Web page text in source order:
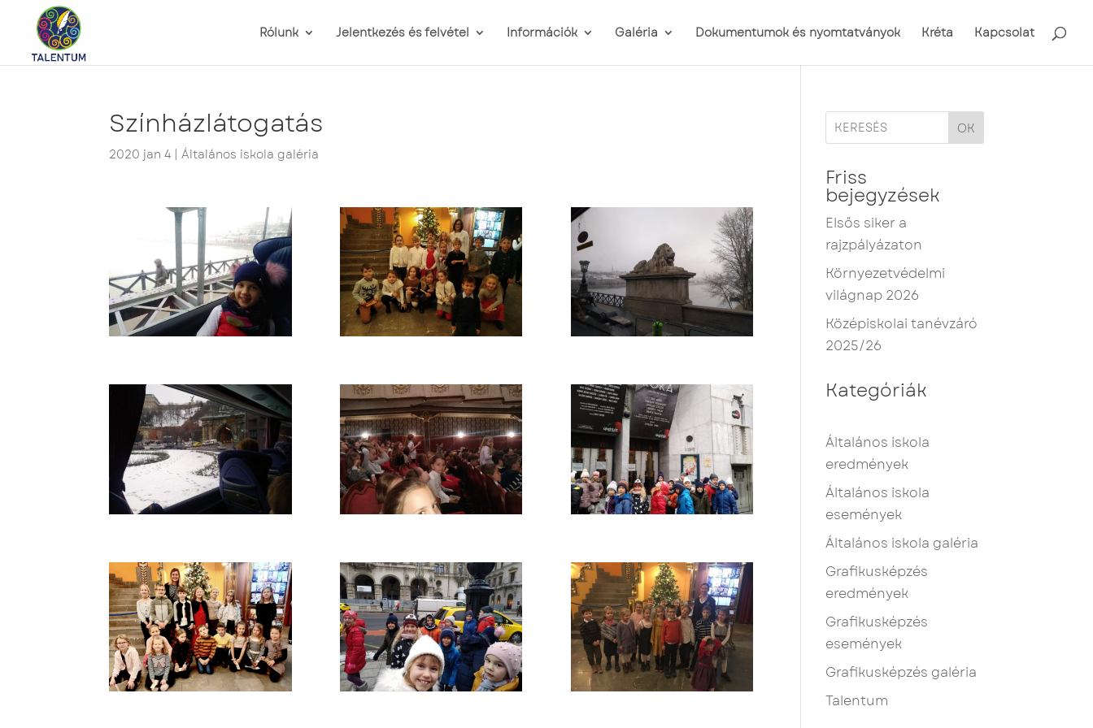
Rólunk Jelentkezés és felvétel Információk Galéria Dokumentumok és nyomtatványok Kréta Kapcsolat
Színházlátogatás
2020 jan 4 |Általános iskola galéria
OK
Friss
bejegyzések
Elsős siker a
rajzpályázaton
Környezetvédelmi
világnap 2026
Középiskolai tanévzáró
2025/26
Kategóriák
Általános iskola
eredmények
Általános iskola
események
Általános iskola galéria
Grafikusképzés
eredmények
Grafikusképzés
események
Grafikusképzés galéria
Talentum